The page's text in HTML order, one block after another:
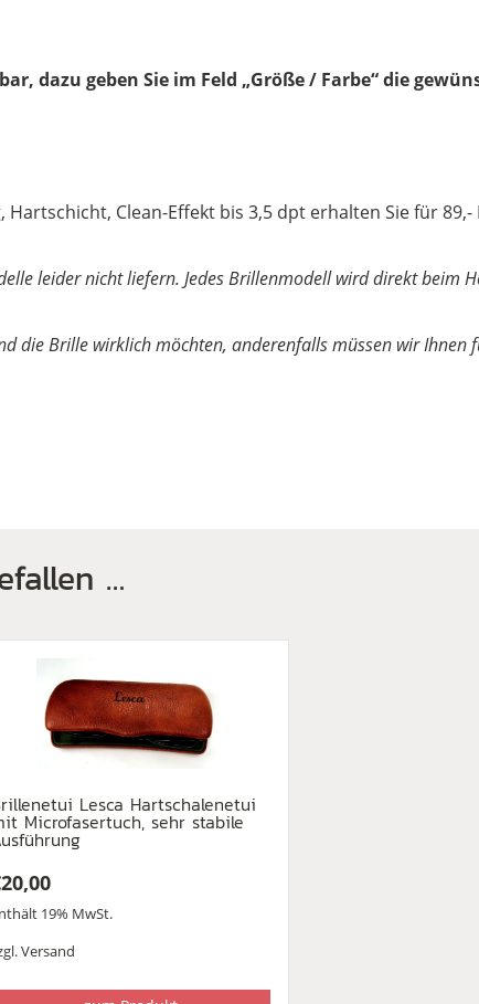
dazu geben Sie im Feld „Größe / Farbe“ die
Clean-Effekt bis 3,5 dpt erhalten Sie für 89,-
leider nicht liefern. Jedes Brillenmodell wird direkt beim
die Brille wirklich möchten, anderenfalls müssen wir
…
Lesca Hartschalenetui
Microfasertuch, sehr stabile
20,00
19% MwSt.
Versand